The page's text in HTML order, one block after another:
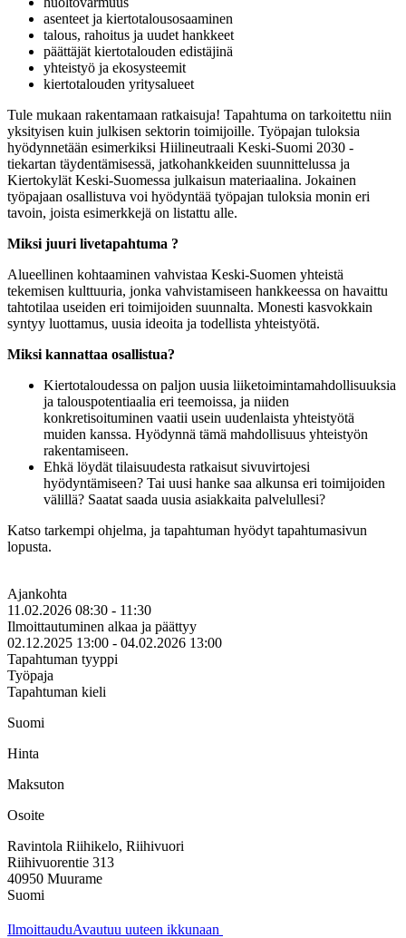
asenteet ja kiertotalousosaaminen
talous, rahoitus ja uudet hankkeet
päättäjät kiertotalouden edistäjinä
yhteistyö ja ekosysteemit
kiertotalouden yritysalueet
Tule mukaan rakentamaan ratkaisuja! Tapahtuma on tarkoitettu niin
yksityisen kuin julkisen sektorin toimijoille. Työpajan tuloksia
hyödynnetään esimerkiksi Hiilineutraali Keski-Suomi 2030 -
tiekartan täydentämisessä, jatkohankkeiden suunnittelussa ja
Kiertokylät Keski-Suomessa julkaisun materiaalina. Jokainen
työpajaan osallistuva voi hyödyntää työpajan tuloksia monin eri
tavoin, joista esimerkkejä on listattu alle.
Miksi juuri livetapahtuma ?
Alueellinen kohtaaminen vahvistaa Keski-Suomen yhteistä
tekemisen kulttuuria, jonka vahvistamiseen hankkeessa on havaittu
tahtotilaa useiden eri toimijoiden suunnalta. Monesti kasvokkain
syntyy luottamus, uusia ideoita ja todellista yhteistyötä.
Miksi kannattaa osallistua?
Kiertotaloudessa on paljon uusia liiketoimintamahdollisuuksia
ja talouspotentiaalia eri teemoissa, ja niiden
konkretisoituminen vaatii usein uudenlaista yhteistyötä
muiden kanssa. Hyödynnä tämä mahdollisuus yhteistyön
rakentamiseen.
Ehkä löydät tilaisuudesta ratkaisut sivuvirtojesi
hyödyntämiseen? Tai uusi hanke saa alkunsa eri toimijoiden
välillä? Saatat saada uusia asiakkaita palvelullesi?
Katso tarkempi ohjelma, ja tapahtuman hyödyt tapahtumasivun
lopusta.
Ajankohta
11.02.2026 08:30 - 11:30
Ilmoittautuminen alkaa ja päättyy
02.12.2025 13:00 - 04.02.2026 13:00
Tapahtuman tyyppi
Työpaja
Tapahtuman kieli
Suomi
Hinta
Maksuton
Osoite
Ravintola Riihikelo, Riihivuori
Riihivuorentie 313
40950 Muurame
Suomi
IlmoittauduAvautuu uuteen ikkunaan